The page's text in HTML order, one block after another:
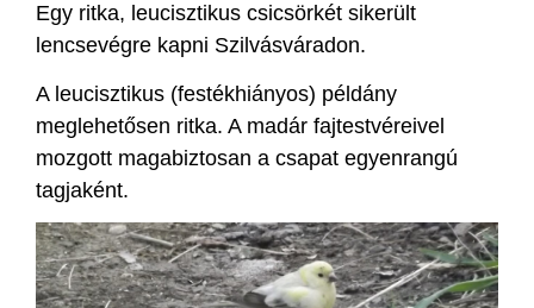
Egy ritka, leucisztikus csicsörkét sikerült
lencsevégre kapni Szilvásváradon.
A leucisztikus (festékhiányos) példány
meglehetősen ritka. A madár fajtestvéreivel
mozgott magabiztosan a csapat egyenrangú
tagjaként.